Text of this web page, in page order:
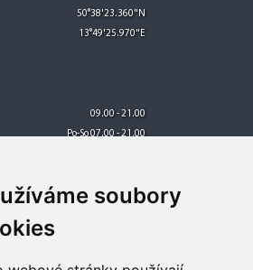
soubory
50°38'23.360"N
13°49'25.970"E
09.00 - 21.00
Po-So 07.00 - 21.00
So-Ne 10.00 - 24.00